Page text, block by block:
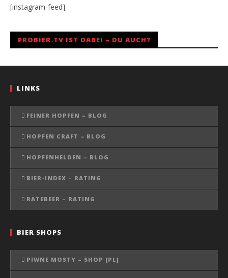
[instagram-feed]
PROBIER.TV IST DABEI – DU AUCH?
LINKS
FEINER HOPFEN – BLOG
HOPFEN CRAFT – BLOG
HOPFENHELDEN – BLOG
BIER-INDEX – RATING
RATEBEER – RATING
BIER SHOPS
PIWNE MOSTY – SHOP [PL]